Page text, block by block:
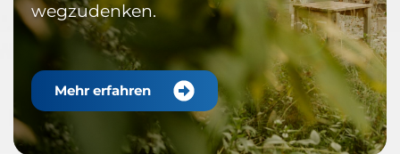
wegzudenken.
Mehr erfahren